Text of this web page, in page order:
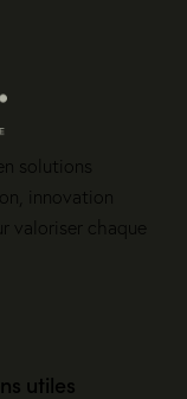
solutions
innovation
valoriser chaque
utiles